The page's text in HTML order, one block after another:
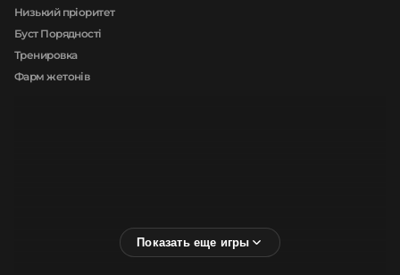
Низький пріоритет
Буст Порядності
Тренировка
Фарм жетонів